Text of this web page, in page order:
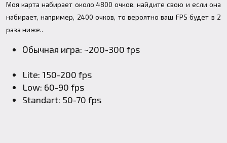
Моя карта набирает около 4800 очков, найдите свою и если она
набирает, например, 2400 очков, то вероятно ваш FPS будет в 2
раза ниже..
Обычная игра: ~200-300 fps
Lite: 150-200 fps
Low: 60-90 fps
Standart: 50-70 fps